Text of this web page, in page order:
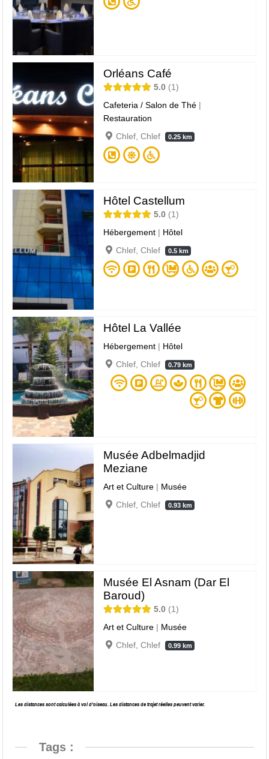
Orléans Café
5.0
1
Cafeteria / Salon de Thé |
Restauration
Chlef, Chlef
0.25 km
Hôtel Castellum
5.0
1
Hébergement | Hôtel
Chlef, Chlef
0.5 km
Hôtel La Vallée
Hébergement | Hôtel
Chlef, Chlef
0.79 km
Musée Adbelmadjid
Meziane
Art et Culture | Musée
Chlef, Chlef
0.93 km
Musée El Asnam (Dar El
Baroud)
5.0
1
Art et Culture | Musée
Chlef, Chlef
0.99 km
Les distances sont calculées à vol d’oiseau. Les distances de trajet réelles peuvent varier.
Tags :